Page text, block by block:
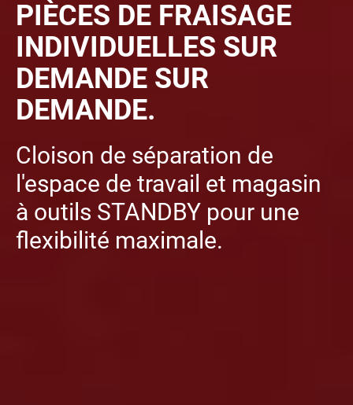
PIÈCES DE FRAISAGE
INDIVIDUELLES SUR
DEMANDE SUR
DEMANDE.
Cloison de séparation de
l'espace de travail et magasin
à outils STANDBY pour une
flexibilité maximale.